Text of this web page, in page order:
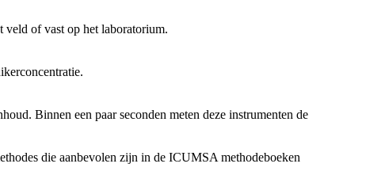
veld of vast op het laboratorium.
Binnen een paar seconden meten deze instrumenten de
die aanbevolen zijn in de ICUMSA methodeboeken